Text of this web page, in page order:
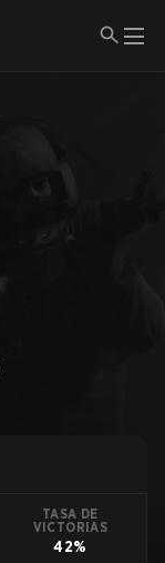
TASA DE
VICTORIAS
42%